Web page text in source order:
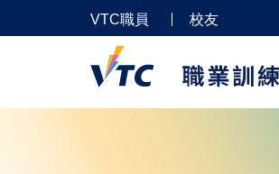
VTC職員 校友